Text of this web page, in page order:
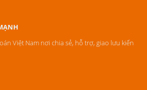
Việt Nam nơi chia sẻ, hỗ trợ, giao lưu kiến